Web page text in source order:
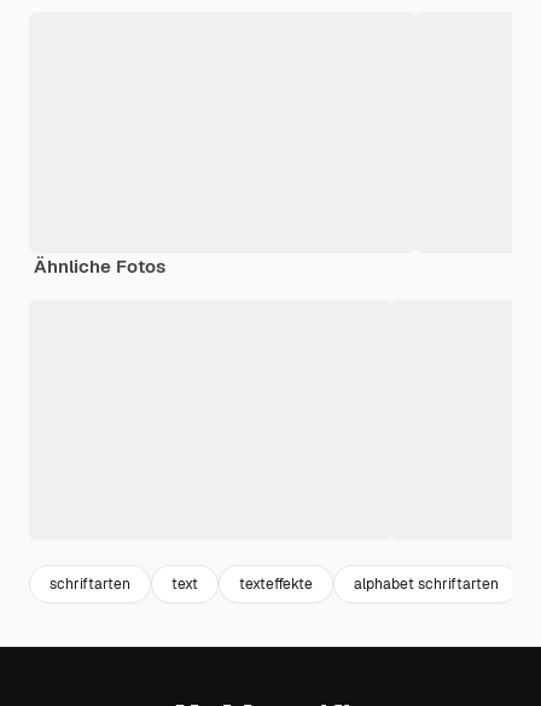
Ähnliche Fotos
schriftarten text texteffekte alphabet schriftarten